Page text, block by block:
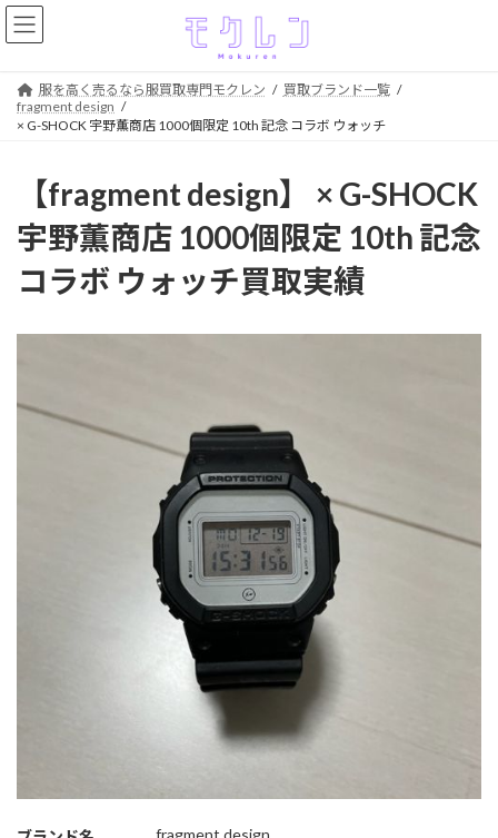
コ
ン
ナ
ビ
服を高く売るなら服買取専門モクレン
買取ブランド一覧
fragment design
× G-SHOCK 宇野薫商店 1000個限定 10th 記念 コラボ ウォッチ
【fragment design】 × G-SHOCK
宇野薫商店 1000個限定 10th 記念
コラボ ウォッチ買取実績
fragment design